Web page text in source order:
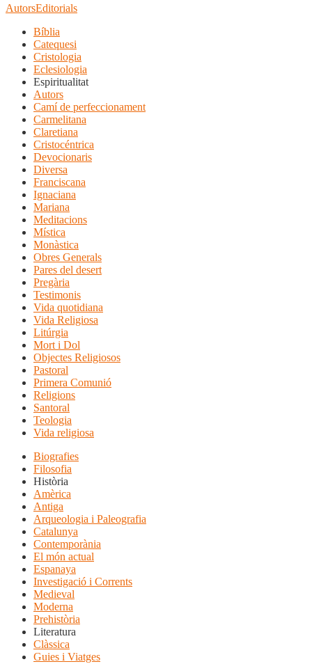
AutorsEditorials
Bíblia
Catequesi
Cristologia
Eclesiologia
Espiritualitat
Autors
Camí de perfeccionament
Carmelitana
Claretiana
Cristocéntrica
Devocionaris
Diversa
Franciscana
Ignaciana
Mariana
Meditacions
Mística
Monàstica
Obres Generals
Pares del desert
Pregària
Testimonis
Vida quotidiana
Vida Religiosa
Litúrgia
Mort i Dol
Objectes Religiosos
Pastoral
Primera Comunió
Religions
Santoral
Teologia
Vida religiosa
Biografies
Filosofia
Història
Amèrica
Antiga
Arqueologia i Paleografia
Catalunya
Contemporània
El món actual
Espanaya
Investigació i Corrents
Medieval
Moderna
Prehistòria
Literatura
Clàssica
Guies i Viatges